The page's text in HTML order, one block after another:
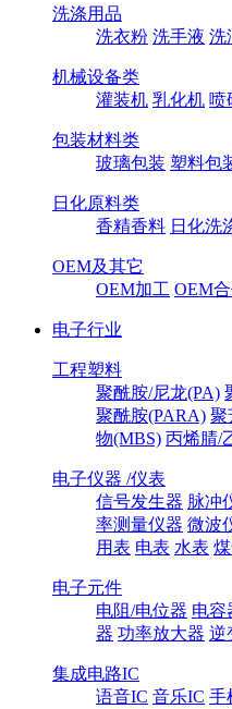
洗涤用品
洗衣粉 洗手液 洗
机械设备类
灌装机 乳化机 喷
包装材料类
玻璃包装 塑料包
日化原料类
香精香料 日化洗
OEM及其它
OEM加工 OEM
电子行业
工程塑料
聚酰胺/尼龙(PA)
聚酰胺(PARA) 聚
物(MBS) 丙烯腈/
电子仪器 /仪表
信号发生器 脉冲
率测量仪器 微波
用表 电表 水表
电子元件
电阻/电位器 电容
器 功率放大器 逆
集成电路IC
语音IC 音乐IC 手